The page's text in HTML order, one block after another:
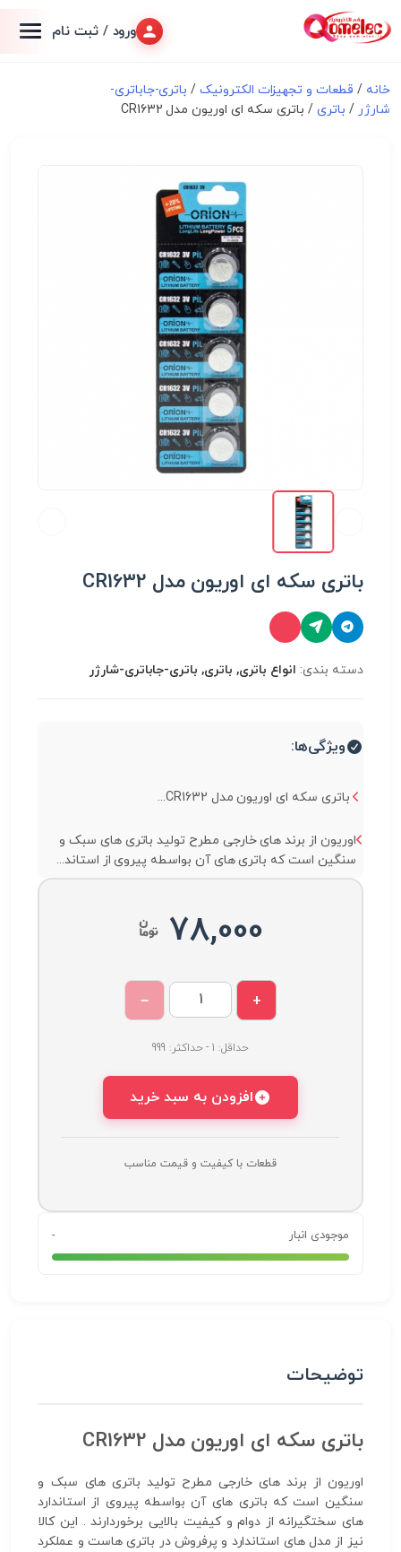
ورود / ثبت نام
خانه / قطعات و تجهیزات الکترونیک/ باتری-جاباتری-
شارژر / باتری/ باتری سکه ای اوریون مدل CR1632
باتری سکه ای اوریون مدل CR1632
دسته بندی: انواع باتری, باتری, باتری-جاباتری-شارژر
ویژگی‌ها:
باتری سکه ای اوریون مدل CR1632...
اوریون از برند های خارجی مطرح تولید باتری های سبک و
سنگین است که باتری های آن بواسطه پیروی از استاند...
78,000
+
−
حداقل: 1 - حداکثر: 999
افزودن به سبد خرید
قطعات با کیفیت و قیمت مناسب
موجودی انبار -
توضیحات
باتری سکه ای اوریون مدل CR1632
اوریون از برند های خارجی مطرح تولید باتری های سبک و
سنگین است که باتری های آن بواسطه پیروی از استاندارد
های سختگیرانه از دوام و کیفیت بالایی برخوردارند . این کالا
نیز از مدل های استاندارد و پرفروش در باتری هاست و عملکرد